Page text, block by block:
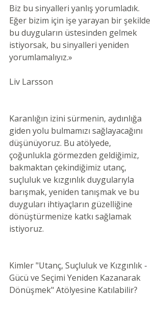
Biz bu sinyalleri yanlış yorumladık.
Eğer bizim için işe yarayan bir şekilde
bu duyguların üstesinden gelmek
istiyorsak, bu sinyalleri yeniden
yorumlamalıyız.»
Liv Larsson
Karanlığın izini sürmenin, aydınlığa
giden yolu bulmamızı sağlayacağını
düşünüyoruz. Bu atölyede,
çoğunlukla görmezden geldiğimiz,
bakmaktan çekindiğimiz utanç,
suçluluk ve kızgınlık duygularıyla
barışmak, yeniden tanışmak ve bu
duyguları ihtiyaçların güzelliğine
dönüştürmenize katkı sağlamak
istiyoruz.
Kimler "Utanç, Suçluluk ve Kızgınlık -
Gücü ve Seçimi Yeniden Kazanarak
Dönüşmek" Atölyesine Katılabilir?